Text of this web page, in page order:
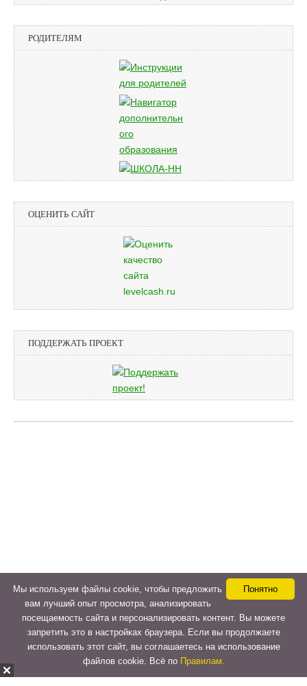
РОДИТЕЛЯМ
ОЦЕНИТЬ САЙТ
ПОДДЕРЖАТЬ ПРОЕКТ
Понятно
Мы используем файлы cookie, чтобы предложить
вам лучший опыт просмотра, анализировать
посещаемость сайта и персонализировать контент. Вы можете
запретить это в настройках браузера. Если вы продолжаете
использовать этот сайт, вы соглашаетесь на использование
файлов cookie. Всё по Правилам.